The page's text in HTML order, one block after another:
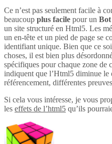
Ce n’est pas seulement facile à
beaucoup plus facile pour un Bot
un site structuré en Html5. Les
un en-tête et un pied de page se
identifiant unique. Bien que ce
choses, il est bien plus
spécifiques pour chaque zone de
indiquent que l’Html5 diminue le
référencement, différentes
Si cela vous intéresse, je vous
les effets de l’html5 qu’ils